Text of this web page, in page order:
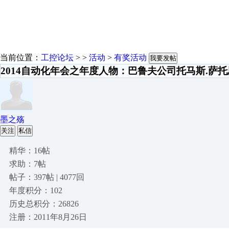
当前位置： 工控论坛 > > 活动 > 有奖活动 我要发帖
2014自动化年会之年度人物：巴鲁夫公司托马斯.萨
墨之殇
关注 私信
精华：16帖
求助：7帖
帖子：397帖 | 4077回
年度积分：102
历史总积分：26826
注册：2011年8月26日